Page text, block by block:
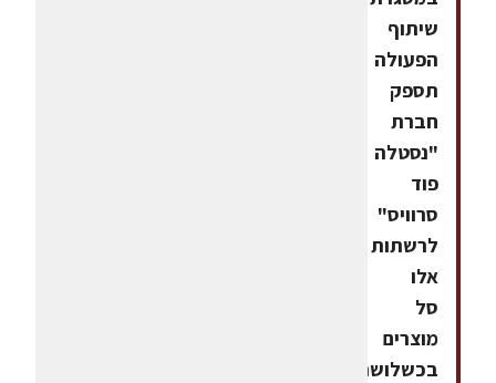
שיתוף
הפעולה
תספק
חברת
"נסטלה
פוד
סרוויס"
לרשתות
אלו
סל
מוצרים
בכשלושה